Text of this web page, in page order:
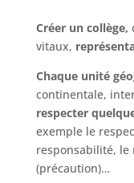
Créer un collège,
vitaux,
Chaque unité
continentale,
respecter
exemple le
responsabilité, le
(précaution)…